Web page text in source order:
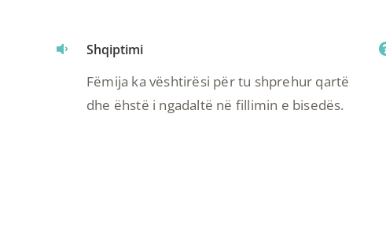
Shqiptimi
Fëmija ka vështirësi për tu shprehur qartë
dhe ëhstë i ngadaltë në fillimin e bisedës.